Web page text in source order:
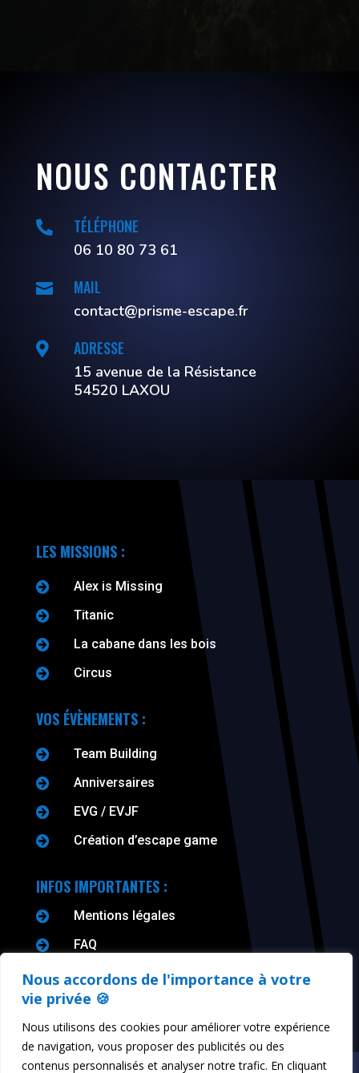
Nous accordons de l'importance à votre
vie privée 🍪
Nous utilisons des cookies pour améliorer votre expérience
de navigation, vous proposer des publicités ou des
contenus personnalisés et analyser notre trafic. En cliquant
NOUS CONTACTER
 TÉLÉPHONE
06 10 80 73 61
 MAIL
contact@prisme-escape.fr
 ADRESSE
15 avenue de la Résistance
54520 LAXOU
LES MISSIONS :
 Alex is Missing
 Titanic
 La cabane dans les bois
 Circus
VOS ÉVÈNEMENTS :
 Team Building
 Anniversaires
 EVG / EVJF
 Création d’escape game
INFOS IMPORTANTES :
 Mentions légales
 FAQ
 CGV